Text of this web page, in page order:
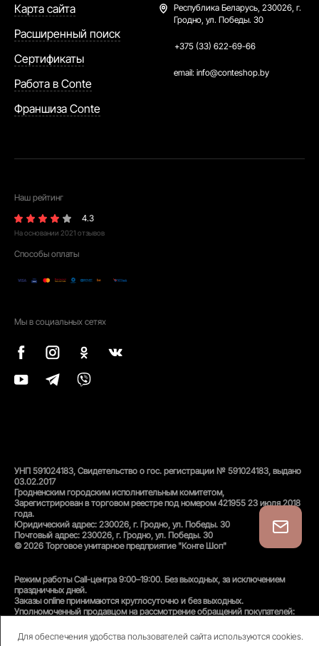
Для обеспечения удобства пользователей сайта используются cookies.
Карта сайта
Расширенный поиск
Сертификаты
Работа в Conte
Франшиза Conte
Республика Беларусь, 230026, г.
Гродно, ул. Победы. 30
+375 (33) 622-69-66
email: info@conteshop.by
Наш рейтинг
4.3
На основании 2021 отзывов
Способы оплаты
Мы в социальных сетях
УНП 591024183, Свидетельство о гос. регистрации № 591024183, выдано
03.02.2017
Гродненским городским исполнительным комитетом,
Зарегистрирован в торговом реестре под номером 421955 23 июля 2018
года.
Юридический адрес: 230026, г. Гродно, ул. Победы. 30
Почтовый адрес: 230026, г. Гродно, ул. Победы. 30
© 2026 Торговое унитарное предприятие "Конте Шоп"
Режим работы Call-центра 9:00–19:00. Без выходных, за исключением
праздничных дней.
Заказы online принимаются круглосуточно и без выходных.
Уполномоченный продавцом на рассмотрение обращений покупателей:
Унитарного предприятия «Конте Шоп», тел:+375(152)50-94-35, email:
info@conteshop.by